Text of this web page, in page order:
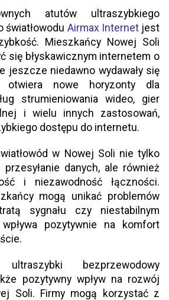
atutów ultraszybkiego
światłowodu Airmax Internetjest
Mieszkańcy Nowej Soli
się błyskawicznym internetem o
jeszcze niedawno wydawały się
otwiera nowe horyzonty dla
strumieniowania wideo, gier
i wielu innych zastosowań,
dostępu do internetu.
w Nowej Soli nie tylko
danych, ale również
i niezawodność łączności.
mogą unikać problemów
sygnału czy niestabilnym
pozytywnie na komfort
bezprzewodowy
pozytywny wpływ na rozwój
Soli. Firmy mogą korzystać z